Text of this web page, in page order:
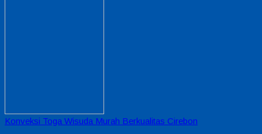
Konveksi Toga Wisuda Murah Berkualitas Cirebon